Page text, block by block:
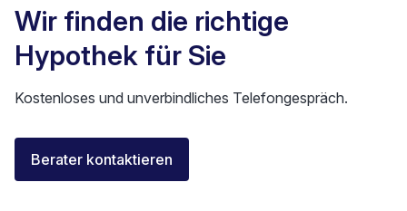
Wir finden die richtige
Hypothek für Sie
Kostenloses und unverbindliches Telefongespräch.
Berater kontaktieren
Elisa Longo
Finanzierungsberaterin IAF